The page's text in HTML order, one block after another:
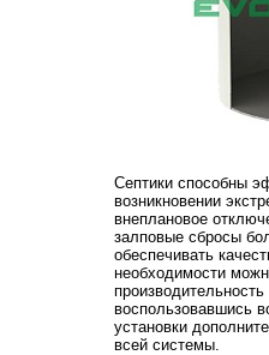
Септики способны
возникновении
внеплановое
залповые сбросы
обеспечивать
необходимости
воспользовавшись
установки
всей системы.